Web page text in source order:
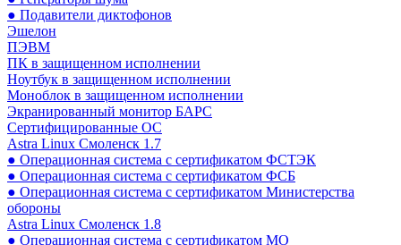
● Подавители диктофонов
Эшелон
ПЭВМ
ПК в защищенном исполнении
Ноутбук в защищенном исполнении
Моноблок в защищенном исполнении
Экранированный монитор БАРС
Сертифицированные ОС
Astra Linux Смоленск 1.7
● Операционная система с сертификатом ФСТЭК
● Операционная система с сертификатом ФСБ
● Операционная система с сертификатом Министерства
обороны
Astra Linux Смоленск 1.8
● Операционная система с сертификатом МО